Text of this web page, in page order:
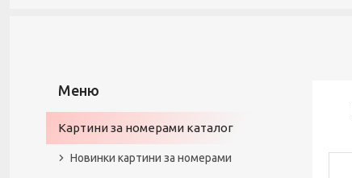
Картини за номерами каталог
Новинки картини за номерами